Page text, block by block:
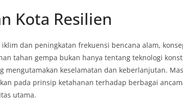
Kota Resilien
dan peningkatan frekuensi bencana alam,
tahan gempa bukan hanya tentang teknologi
mengutamakan keselamatan dan keberlanjutan.
pada prinsip ketahanan terhadap berbagai
utama.